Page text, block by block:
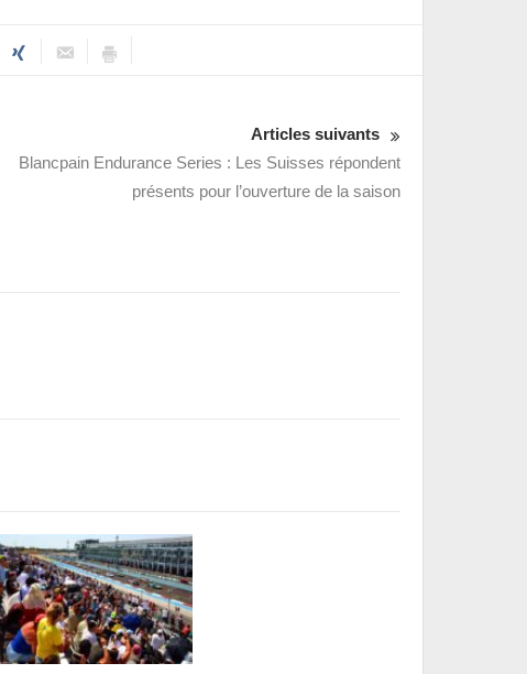
Articles suivants
Blancpain Endurance Series : Les Suisses répondent
présents pour l’ouverture de la saison